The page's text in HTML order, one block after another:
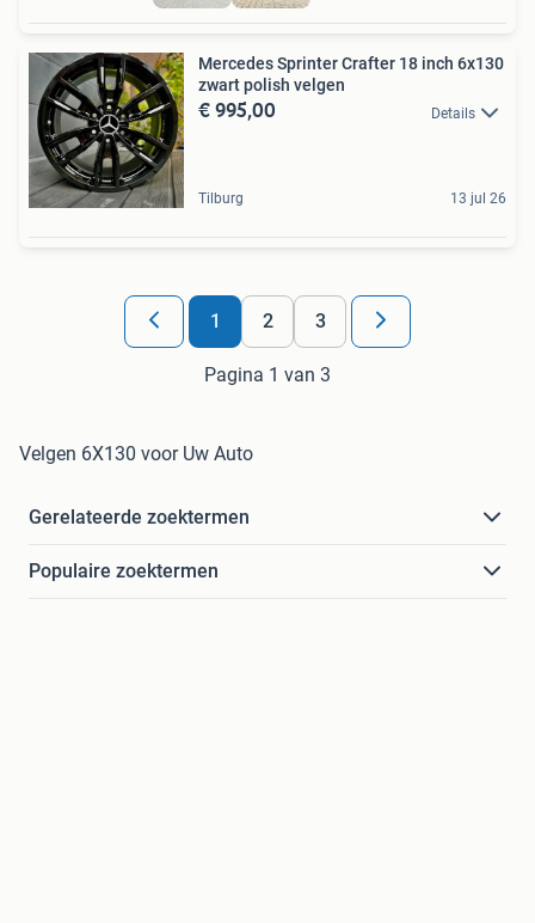
Mercedes Sprinter Crafter 18 inch 6x130
zwart polish velgen
€ 995,00 Details
Tilburg 13 jul 26
1 2 3
Pagina 1 van 3
Velgen 6X130 voor Uw Auto
Gerelateerde zoektermen
Populaire zoektermen